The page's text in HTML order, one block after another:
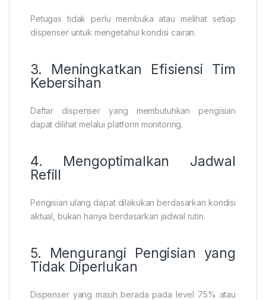
Petugas tidak perlu membuka atau melihat setiap
dispenser untuk mengetahui kondisi cairan.
3. Meningkatkan Efisiensi Tim
Kebersihan
Daftar dispenser yang membutuhkan pengisian
dapat dilihat melalui platform monitoring.
4. Mengoptimalkan Jadwal
Refill
Pengisian ulang dapat dilakukan berdasarkan kondisi
aktual, bukan hanya berdasarkan jadwal rutin.
5. Mengurangi Pengisian yang
Tidak Diperlukan
Dispenser yang masih berada pada level 75% atau